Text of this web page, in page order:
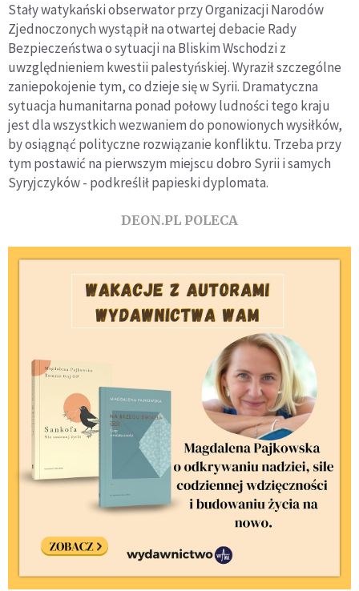
Stały watykański obserwator przy Organizacji Narodów
Zjednoczonych wystąpił na otwartej debacie Rady
Bezpieczeństwa o sytuacji na Bliskim Wschodzi z
uwzględnieniem kwestii palestyńskiej. Wyraził szczególne
zaniepokojenie tym, co dzieje się w Syrii. Dramatyczna
sytuacja humanitarna ponad połowy ludności tego kraju
jest dla wszystkich wezwaniem do ponowionych wysiłków,
by osiągnąć polityczne rozwiązanie konfliktu. Trzeba przy
tym postawić na pierwszym miejscu dobro Syrii i samych
Syryjczyków - podkreślił papieski dyplomata.
DEON.PL POLECA